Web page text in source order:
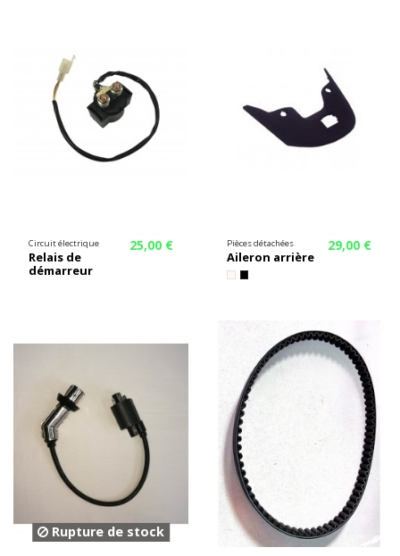
Circuit électrique
Relais de
démarreur
25,00 € Pièces détachées
Aileron arrière
29,00 €
Rupture de stock